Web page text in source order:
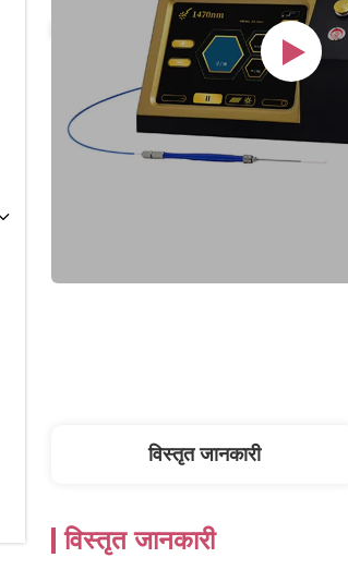
विस्तृत जानकारी
विस्तृत जानकारी